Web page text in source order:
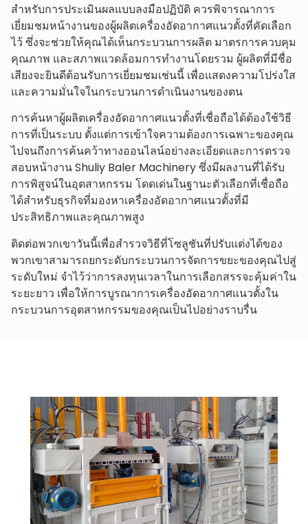
สำหรับการประเมินผลแบบลงมือปฏิบัติ ควรพิจารณาการ
เยี่ยมชมหน้างานของผู้ผลิตเครื่องอัดอากาศแนวตั้งที่คัดเลือก
ไว้ ซึ่งจะช่วยให้คุณได้เห็นกระบวนการผลิต มาตรการควบคุม
คุณภาพ และสภาพแวดล้อมการทำงานโดยรวม ผู้ผลิตที่มีชื่อ
เสียงจะยินดีต้อนรับการเยี่ยมชมเช่นนี้ เพื่อแสดงความโปร่งใส
และความมั่นใจในกระบวนการดำเนินงานของตน
การค้นหาผู้ผลิตเครื่องอัดอากาศแนวตั้งที่เชื่อถือได้ต้องใช้วิธี
การที่เป็นระบบ ตั้งแต่การเข้าใจความต้องการเฉพาะของคุณ
ไปจนถึงการค้นคว้าทางออนไลน์อย่างละเอียดและการตรวจ
สอบหน้างาน Shuliy Baler Machinery ซึ่งมีผลงานที่ได้รับ
การพิสูจน์ในอุตสาหกรรม โดดเด่นในฐานะตัวเลือกที่เชื่อถือ
ได้สำหรับธุรกิจที่มองหาเครื่องอัดอากาศแนวตั้งที่มี
ประสิทธิภาพและคุณภาพสูง
ติดต่อพวกเขาวันนี้เพื่อสำรวจวิธีที่โซลูชันที่ปรับแต่งได้ของ
พวกเขาสามารถยกระดับกระบวนการจัดการขยะของคุณไปสู่
ระดับใหม่ จำไว้ว่าการลงทุนเวลาในการเลือกสรรจะคุ้มค่าใน
ระยะยาว เพื่อให้การบูรณาการเครื่องอัดอากาศแนวตั้งใน
กระบวนการอุตสาหกรรมของคุณเป็นไปอย่างราบรื่น